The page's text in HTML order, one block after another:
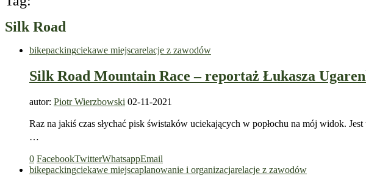
Silk Road
bikepackingciekawe miejscarelacje z zawodów
Silk Road Mountain Race – reportaż Łukasza
autor: Piotr Wierzbowski 02-11-2021
Raz na jakiś czas słychać pisk świstaków uciekających w popłochu na mój widok.
…
0 FacebookTwitterWhatsappEmail
bikepackingciekawe miejscaplanowanie i organizacjarelacje z zawodów